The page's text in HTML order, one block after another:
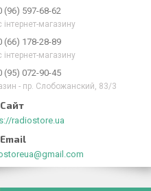
(96) 597-68-62
інтернет-магазину
(66) 178-28-89
інтернет-магазину
(95) 072-90-45
- пр. Слобожанский, 83/3
radiostore.ua